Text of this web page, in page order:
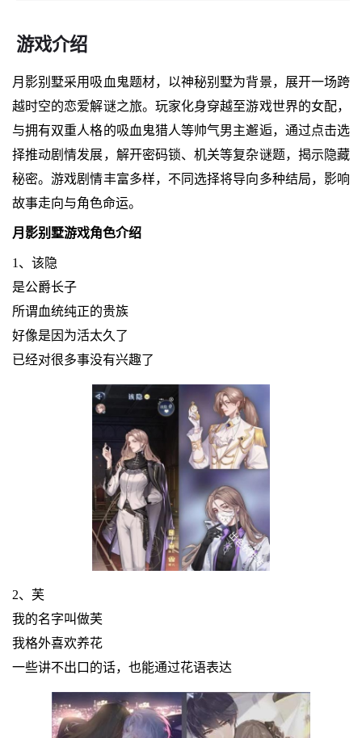
游戏介绍
月影别墅采用吸血鬼题材，以神秘别墅为背景，展开一场跨
越时空的恋爱解谜之旅。玩家化身穿越至游戏世界的女配，
与拥有双重人格的吸血鬼猎人等帅气男主邂逅，通过点击选
择推动剧情发展，解开密码锁、机关等复杂谜题，揭示隐藏
秘密。游戏剧情丰富多样，不同选择将导向多种结局，影响
故事走向与角色命运。
月影别墅游戏角色介绍
1、该隐
是公爵长子
所谓血统纯正的贵族
好像是因为活太久了
已经对很多事没有兴趣了
2、芙
我的名字叫做芙
我格外喜欢养花
一些讲不出口的话，也能通过花语表达